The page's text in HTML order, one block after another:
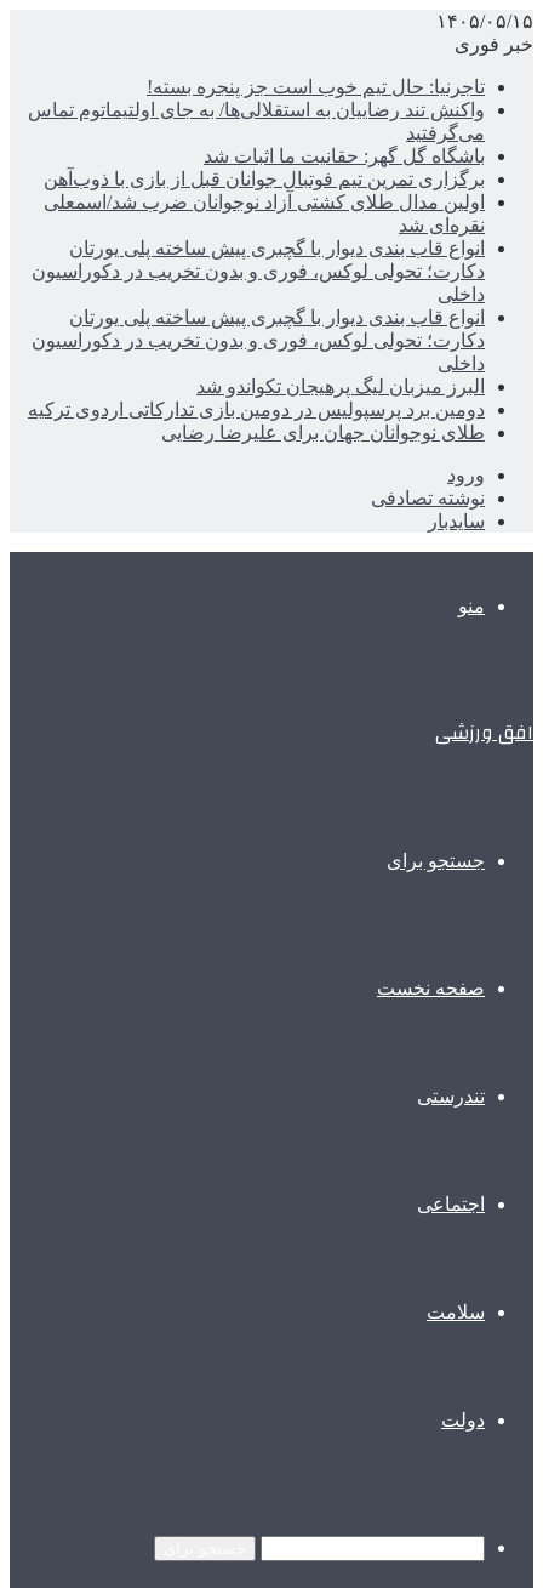
۱۴۰۵/۰۵/۱۵
خبر فوری
تاجرنیا: حال تیم خوب است جز پنجره بسته!
واکنش تند رضاییان به استقلالی‌ها/ به جای اولتیماتوم تماس
می‌گرفتید
باشگاه گل گهر: حقانیت ما اثبات شد
برگزاری تمرین تیم فوتبال جوانان قبل از بازی با ذوب‌آهن
اولین مدال طلای کشتی آزاد نوجوانان ضرب شد/اسمعلی
نقره‌ای شد
انواع قاب بندی دیوار با گچبری پیش ساخته پلی یورتان
دکارت؛ تحولی لوکس، فوری و بدون تخریب در دکوراسیون
داخلی
انواع قاب بندی دیوار با گچبری پیش ساخته پلی یورتان
دکارت؛ تحولی لوکس، فوری و بدون تخریب در دکوراسیون
داخلی
البرز میزبان لیگ پرهیجان تکواندو شد
دومین برد پرسپولیس در دومین بازی تدارکاتی اردوی ترکیه
طلای نوجوانان جهان برای علیرضا رضایی
ورود
نوشته تصادفی
سایدبار
منو
افق ورزشی
جستجو برای
صفحه نخست
تندرستی
اجتماعی
سلامت
دولت